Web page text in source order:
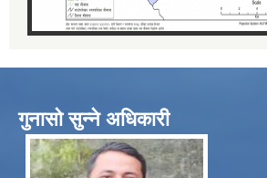
गुनासो सुन्ने अधिकारी